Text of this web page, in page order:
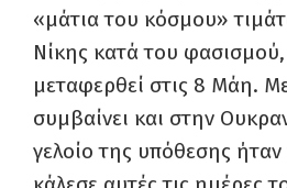
«μάτια του κόσμου»
Νίκης κατά του φασισμού,
μεταφερθεί στις 8 Μάη.
συμβαίνει και στην
γελοίο της υπόθεσης ήταν